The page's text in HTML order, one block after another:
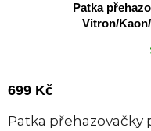
Patka
Vitron/
699 Kč
Patka přehazovačky